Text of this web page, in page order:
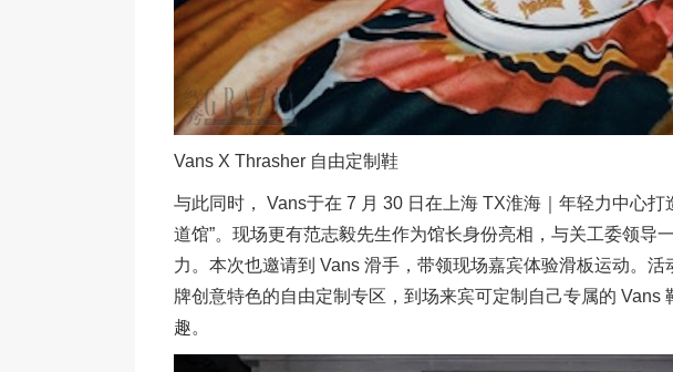
Vans X Thrasher 自由定制鞋
与此同时， Vans于在 7 月 30 日在上海 TX淮海｜年轻力中心打
道馆”。现场更有范志毅先生作为馆长身份亮相，与关工委领导
力。本次也邀请到 Vans 滑手，带领现场嘉宾体验滑板运动。
牌创意特色的自由定制专区，到场来宾可定制自己专属的 Vans
趣。